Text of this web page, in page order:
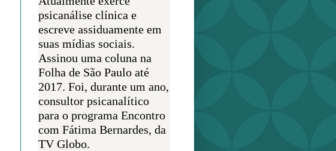
psicanálise clínica e
escreve assiduamente em
suas mídias sociais.
Assinou uma coluna na
Folha de São Paulo até
2017. Foi, durante um ano,
consultor psicanalítico
para o programa Encontro
com Fátima Bernardes, da
TV Globo.